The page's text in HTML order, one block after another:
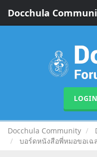
Docchula
LOGIN
Docchula Community
บอร์ดหนังสือพี่หมอขอเฉ